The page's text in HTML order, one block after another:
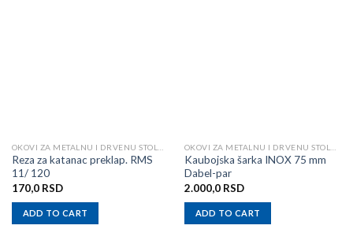
Reza za katanac preklap. RMS
11/ 120
170,0 RSD
ADD TO CART
Kaubojska šarka INOX 75 mm
Dabel-par
2.000,0 RSD
ADD TO CART